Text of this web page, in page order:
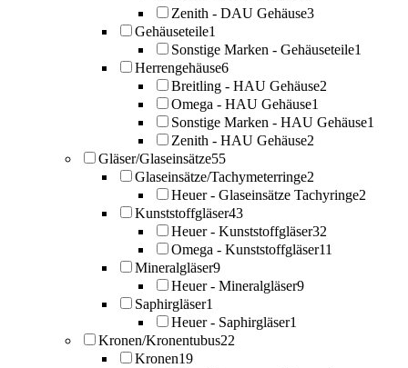
Zenith - DAU Gehäuse3
Gehäuseteile1
Sonstige Marken - Gehäuseteile1
Herrengehäuse6
Breitling - HAU Gehäuse2
Omega - HAU Gehäuse1
Sonstige Marken - HAU Gehäuse1
Zenith - HAU Gehäuse2
Gläser/Glaseinsätze55
Glaseinsätze/Tachymeterringe2
Heuer - Glaseinsätze Tachyringe2
Kunststoffgläser43
Heuer - Kunststoffgläser32
Omega - Kunststoffgläser11
Mineralgläser9
Heuer - Mineralgläser9
Saphirgläser1
Heuer - Saphirgläser1
Kronen/Kronentubus22
Kronen19